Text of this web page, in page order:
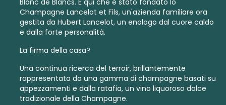
Blanc de Blancs. È qui che è stato fondato lo
Champagne Lancelot et Fils, un'azienda familiare ora
gestita da Hubert Lancelot, un enologo dal cuore caldo
e dalla forte personalità.
La firma della casa?
Una continua ricerca del terroir, brillantemente
rappresentata da una gamma di champagne basati su
appezzamenti e dalla ratafia, un vino liquoroso dolce
tradizionale della Champagne.